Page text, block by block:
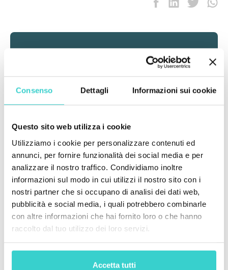
Consenso Dettagli Informazioni sui cookie
Questo sito web utilizza i cookie
Utilizziamo i cookie per personalizzare contenuti ed
annunci, per fornire funzionalità dei social media e per
analizzare il nostro traffico. Condividiamo inoltre
informazioni sul modo in cui utilizzi il nostro sito con i
nostri partner che si occupano di analisi dei dati web,
pubblicità e social media, i quali potrebbero combinarle
con altre informazioni che hai fornito loro o che hanno
raccolto dal tuo utilizzo dei loro servizi.
Accetta tutti
Automatizza il controllo qualità, accelera i test e
riduci i resi per la tua azienda con NSYS
Diagnostics
Fissare la demo